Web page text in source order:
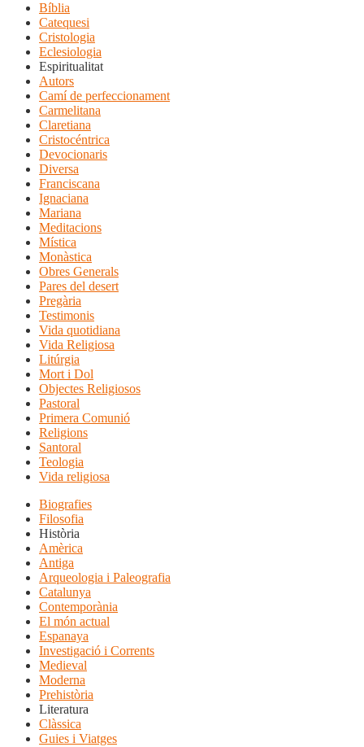
Bíblia
Catequesi
Cristologia
Eclesiologia
Espiritualitat
Autors
Camí de perfeccionament
Carmelitana
Claretiana
Cristocéntrica
Devocionaris
Diversa
Franciscana
Ignaciana
Mariana
Meditacions
Mística
Monàstica
Obres Generals
Pares del desert
Pregària
Testimonis
Vida quotidiana
Vida Religiosa
Litúrgia
Mort i Dol
Objectes Religiosos
Pastoral
Primera Comunió
Religions
Santoral
Teologia
Vida religiosa
Biografies
Filosofia
Història
Amèrica
Antiga
Arqueologia i Paleografia
Catalunya
Contemporània
El món actual
Espanaya
Investigació i Corrents
Medieval
Moderna
Prehistòria
Literatura
Clàssica
Guies i Viatges